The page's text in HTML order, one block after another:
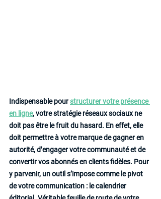
Indispensable pour structurer votre présence
en ligne, votre stratégie réseaux sociaux ne
doit pas être le fruit du hasard. En effet, elle
doit permettre à votre marque de gagner en
autorité, d’engager votre communauté et de
convertir vos abonnés en clients fidèles. Pour
y parvenir, un outil s’impose comme le pivot
de votre communication : le calendrier